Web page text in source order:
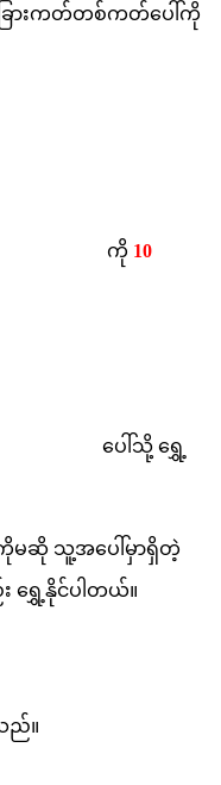
ြားကတ်တစ်ကတ်ပေါ်ကို
ကို 10
ပေါ်သို့ ရွှေ့
သူ့အပေါ်မှာရှိတဲ့
ရွှေ့နိုင်ပါတယ်။
ည်။